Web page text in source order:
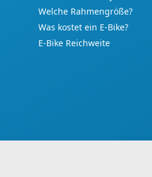
Welche Rahmengröße?
Was kostet ein E-Bike?
E-Bike Reichweite